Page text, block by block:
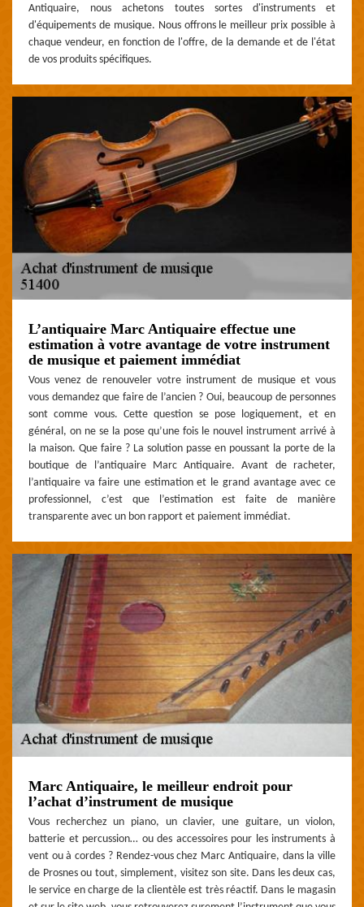
Antiquaire, nous achetons toutes sortes d'instruments et
d'équipements de musique. Nous offrons le meilleur prix possible à
chaque vendeur, en fonction de l'offre, de la demande et de l'état
de vos produits spécifiques.
L’antiquaire Marc Antiquaire effectue une
estimation à votre avantage de votre instrument
de musique et paiement immédiat
Vous venez de renouveler votre instrument de musique et vous
vous demandez que faire de l’ancien ? Oui, beaucoup de personnes
sont comme vous. Cette question se pose logiquement, et en
général, on ne se la pose qu’une fois le nouvel instrument arrivé à
la maison. Que faire ? La solution passe en poussant la porte de la
boutique de l’antiquaire Marc Antiquaire. Avant de racheter,
l’antiquaire va faire une estimation et le grand avantage avec ce
professionnel, c’est que l’estimation est faite de manière
transparente avec un bon rapport et paiement immédiat.
Marc Antiquaire, le meilleur endroit pour
l’achat d’instrument de musique
Vous recherchez un piano, un clavier, une guitare, un violon,
batterie et percussion… ou des accessoires pour les instruments à
vent ou à cordes ? Rendez-vous chez Marc Antiquaire, dans la ville
de Prosnes ou tout, simplement, visitez son site. Dans les deux cas,
le service en charge de la clientèle est très réactif. Dans le magasin